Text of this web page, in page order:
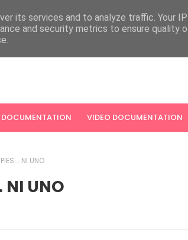
DOCUMENTATION VIDEO DOCUMENTATION
NI UNO
NI UNO
its services and to analyze traffic. Your
and security metrics to ensure quality